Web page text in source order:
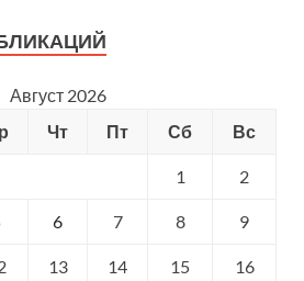
Август 2026
Чт Пт Сб Вс
1 2
6 7 8 9
13 14 15 16